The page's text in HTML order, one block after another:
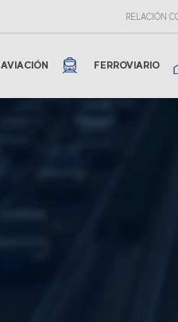
RELACIÓN
AVIACIÓN FERROVIARIO